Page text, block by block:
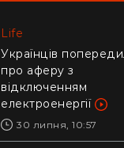
Life
Українців
про аферу з
відключенням
електроенергії
30 липня, 10:57
Life
Ледь втримали на
руках: у Дніпрі
витягли з річки
гігантського коропа
(відео)
28 липня, 17:47